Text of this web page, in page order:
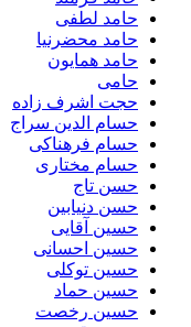
حامد لطفی
حامد محضرنیا
حامد همایون
حامی
حجت اشرف زاده
حسام الدین سراج
حسام فرهناکی
حسام مختاری
حسن تاج
حسن دنیابین
حسین آقایی
حسین احسانی
حسین توکلی
حسین حماد
حسین رخصت